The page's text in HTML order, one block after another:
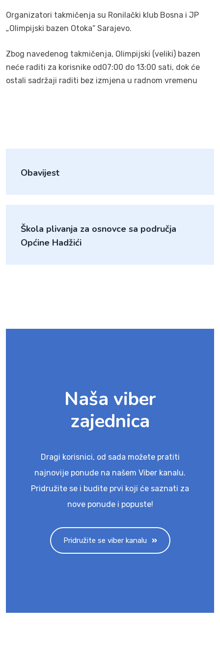
Organizatori takmičenja su Ronilački klub Bosna i JP
„Olimpijski bazen Otoka“ Sarajevo.
Zbog navedenog takmičenja, Olimpijski (veliki) bazen
neće raditi za korisnike od07:00 do 13:00 sati, dok će
ostali sadržaji raditi bez izmjena u radnom vremenu
Obavijest
Škola plivanja za osnovce sa područja
Naša viber
zajednica
Dragi korisnici, od sada možete pratiti
najnovije ponude na našem Viber kanalu.
Pridružite se i budite prvi koji će saznati za
nove ponude i popuste!
Pridružite se viber kanalu